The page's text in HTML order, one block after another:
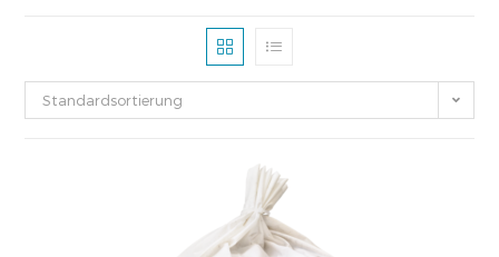
Standardsortierung